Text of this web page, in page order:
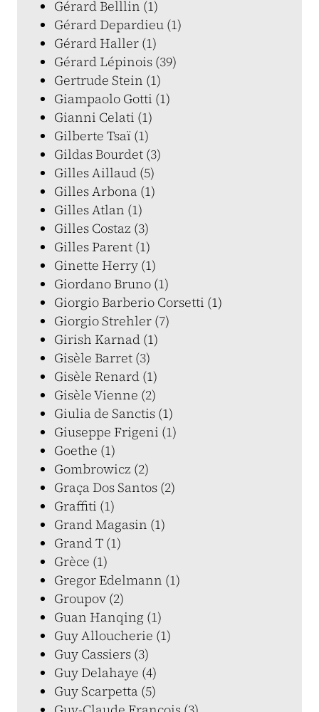
Gérard Belllin (1)
Gérard Depardieu (1)
Gérard Haller (1)
Gérard Lépinois (39)
Gertrude Stein (1)
Giampaolo Gotti (1)
Gianni Celati (1)
Gilberte Tsaï (1)
Gildas Bourdet (3)
Gilles Aillaud (5)
Gilles Arbona (1)
Gilles Atlan (1)
Gilles Costaz (3)
Gilles Parent (1)
Ginette Herry (1)
Giordano Bruno (1)
Giorgio Barberio Corsetti (1)
Giorgio Strehler (7)
Girish Karnad (1)
Gisèle Barret (3)
Gisèle Renard (1)
Gisèle Vienne (2)
Giulia de Sanctis (1)
Giuseppe Frigeni (1)
Goethe (1)
Gombrowicz (2)
Graça Dos Santos (2)
Graffiti (1)
Grand Magasin (1)
Grand T (1)
Grèce (1)
Gregor Edelmann (1)
Groupov (2)
Guan Hanqing (1)
Guy Alloucherie (1)
Guy Cassiers (3)
Guy Delahaye (4)
Guy Scarpetta (5)